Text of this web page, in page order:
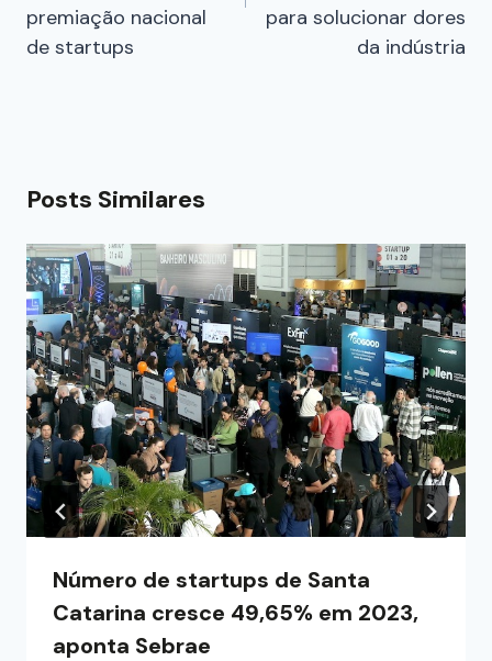
premiação nacional
de startups
para solucionar dores
da indústria
Posts Similares
Número de startups de Santa
Catarina cresce 49,65% em 2023,
aponta Sebrae